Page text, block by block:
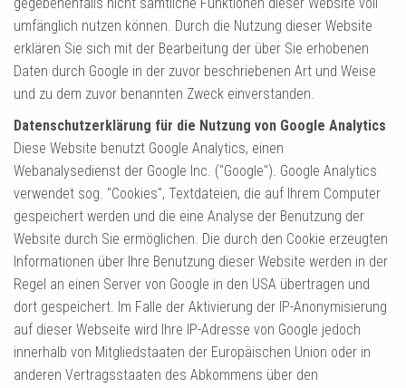
umfänglich nutzen können. Durch die Nutzung dieser Website
erklären Sie sich mit der Bearbeitung der über Sie erhobenen
Daten durch Google in der zuvor beschriebenen Art und Weise
und zu dem zuvor benannten Zweck einverstanden.
Datenschutzerklärung für die Nutzung von Google Analytics
Diese Website benutzt Google Analytics, einen
Webanalysedienst der Google Inc. ("Google"). Google Analytics
verwendet sog. "Cookies", Textdateien, die auf Ihrem Computer
gespeichert werden und die eine Analyse der Benutzung der
Website durch Sie ermöglichen. Die durch den Cookie erzeugten
Informationen über Ihre Benutzung dieser Website werden in der
Regel an einen Server von Google in den USA übertragen und
dort gespeichert. Im Falle der Aktivierung der IP-Anonymisierung
auf dieser Webseite wird Ihre IP-Adresse von Google jedoch
innerhalb von Mitgliedstaaten der Europäischen Union oder in
anderen Vertragsstaaten des Abkommens über den